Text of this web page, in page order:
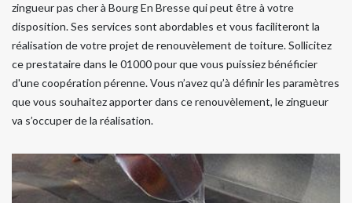
zingueur pas cher à Bourg En Bresse qui peut être à votre
disposition. Ses services sont abordables et vous faciliteront la
réalisation de votre projet de renouvèlement de toiture. Sollicitez
ce prestataire dans le 01000 pour que vous puissiez bénéficier
d'une coopération pérenne. Vous n’avez qu’à définir les paramètres
que vous souhaitez apporter dans ce renouvèlement, le zingueur
va s’occuper de la réalisation.